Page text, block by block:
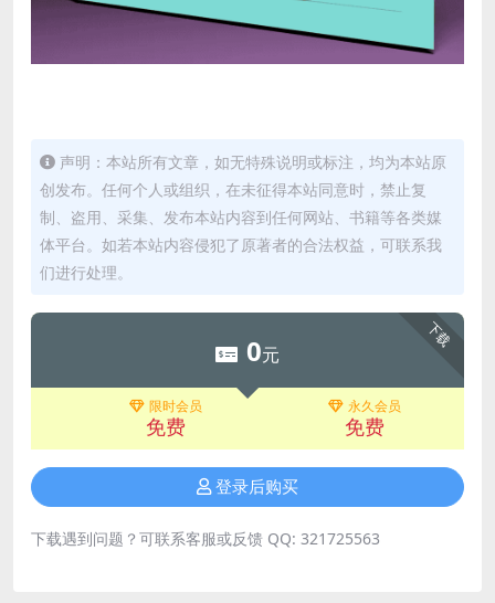
声明：本站所有文章，如无特殊说明或标注，均为本站原
创发布。任何个人或组织，在未征得本站同意时，禁止复
制、盗用、采集、发布本站内容到任何网站、书籍等各类媒
体平台。如若本站内容侵犯了原著者的合法权益，可联系我
们进行处理。
下载
0元
限时会员
免费
永久会员
免费
登录后购买
下载遇到问题？可联系客服或反馈 QQ: 321725563